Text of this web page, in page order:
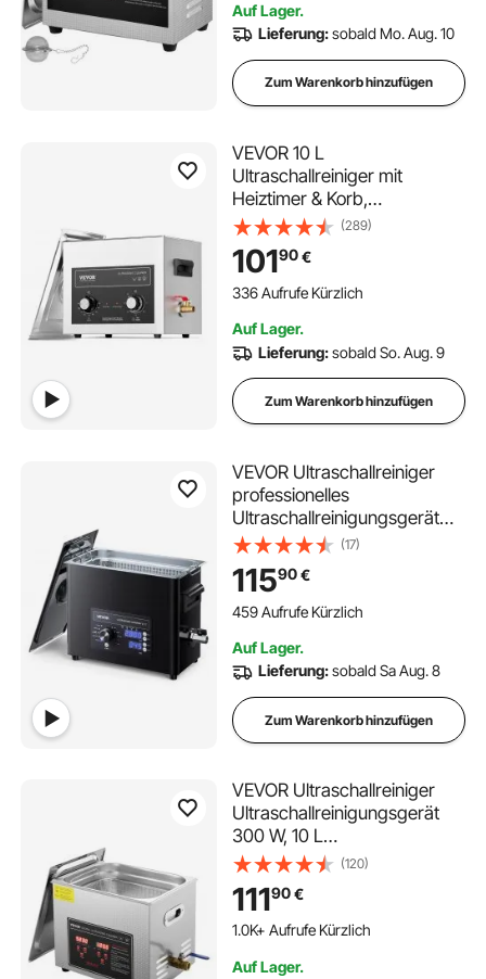
Schmuckgläsern
Auf Lager.
Lieferung:sobald Mo. Aug. 10
Zum Warenkorb hinzufügen
VEVOR 10 L
Ultraschallreiniger mit
Heiztimer & Korb,
professionelle digitale
Schallkavitationsmaschine,
240 W Reinigungsmaschine
für Laborwerkzeuge
Autoteile Motorteile
(289)
10190€
336 Aufrufe Kürzlich
Auf Lager.
Lieferung:sobald So. Aug. 9
Zum Warenkorb hinzufügen
VEVOR Ultraschallreiniger
professionelles
Ultraschallreinigungsgerät
mit Drehknopfsteuerung 6 L,
Reinigungsgerät mit Korb &
Reinigungskugel,
Ultraschallgerät für Uhren
(17)
11590€
459 Aufrufe Kürzlich
Auf Lager.
Lieferung:sobald Sa Aug. 8
Zum Warenkorb hinzufügen
VEVOR Ultraschallreiniger
Ultraschallreinigungsgerät
300 W, 10 L
Ultraschallreinigungsgerät
mit Digitaler Anzeige 0-30
Ultraschallreinigungsgerät für
(120)
11190€
1.0K+ Aufrufe Kürzlich
Auf Lager.